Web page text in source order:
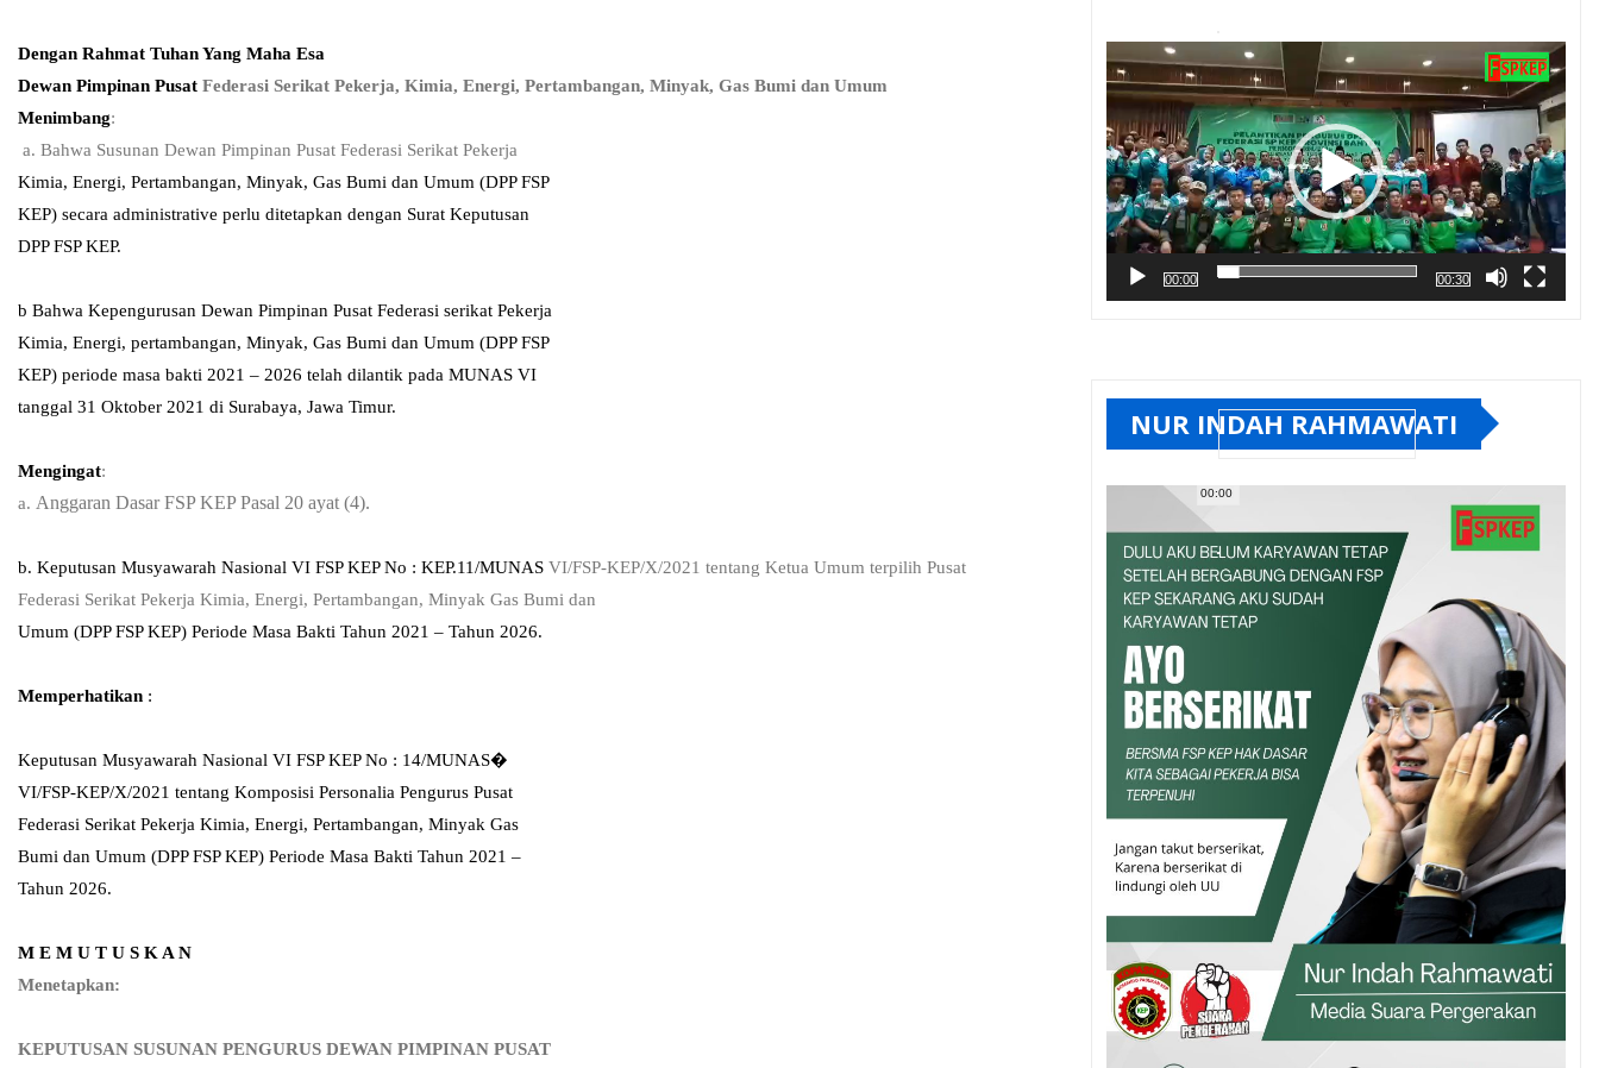
Dengan Rahmat Tuhan Yang Maha Esa
Dewan Pimpinan Pusat Federasi Serikat Pekerja, Kimia, Energi, Pertambangan, Minyak, Gas Bumi dan Umum
Menimbang:
a. Bahwa Susunan Dewan Pimpinan Pusat Federasi Serikat Pekerja
Kimia, Energi, Pertambangan, Minyak, Gas Bumi dan Umum (DPP FSP
KEP) secara administrative perlu ditetapkan dengan Surat Keputusan
DPP FSP KEP.
b Bahwa Kepengurusan Dewan Pimpinan Pusat Federasi serikat Pekerja
Kimia, Energi, pertambangan, Minyak, Gas Bumi dan Umum (DPP FSP
KEP) periode masa bakti 2021 – 2026 telah dilantik pada MUNAS VI
tanggal 31 Oktober 2021 di Surabaya, Jawa Timur.
Mengingat:
a. Anggaran Dasar FSP KEP Pasal 20 ayat (4).
b. Keputusan Musyawarah Nasional VI FSP KEP No : KEP.11/MUNAS VI/FSP-KEP/X/2021 tentang Ketua Umum terpilih Pusat
Federasi Serikat Pekerja Kimia, Energi, Pertambangan, Minyak Gas Bumi dan
Umum (DPP FSP KEP) Periode Masa Bakti Tahun 2021 – Tahun 2026.
Memperhatikan :
Keputusan Musyawarah Nasional VI FSP KEP No : 14/MUNAS�
VI/FSP-KEP/X/2021 tentang Komposisi Personalia Pengurus Pusat
Federasi Serikat Pekerja Kimia, Energi, Pertambangan, Minyak Gas
Bumi dan Umum (DPP FSP KEP) Periode Masa Bakti Tahun 2021 –
Tahun 2026.
M E M U T U S K A N
Menetapkan:
KEPUTUSAN SUSUNAN PENGURUS DEWAN PIMPINAN PUSAT
00:00
00:00
00:30
NUR INDAH RAHMAWATI